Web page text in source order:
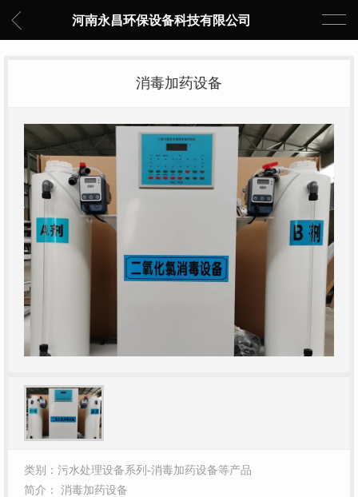
河南永昌环保设备科技有限公司
消毒加药设备
类别：污水处理设备系列-消毒加药设备等产品
简介： 消毒加药设备